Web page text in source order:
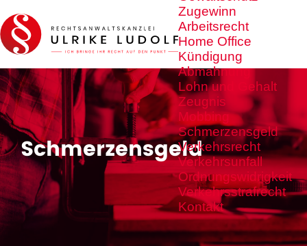
Zugewinn
Arbeitsrecht
Home Office
Kündigung
Abmahnung
Lohn und Gehalt
Zeugnis
Mobbing
Schmerzensgeld
Verkehrsrecht
Verkehrsunfall
Ordnungswidrigkeit
Verkehrsstrafrecht
Kontakt
Schmerzensgeld